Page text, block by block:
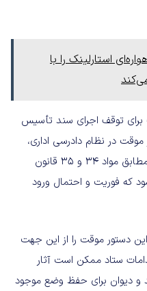
استارلینک را با
برای توقف اجرای سند تأسیس
در نظام دادرسی اداری،
اقدامی استثنایی و احتیاطی است و مطابق مواد ۳۴ و ۳۵ قانون
که فوریت و احتمال ورود
دستور موقت را از این جهت
ستاد ممکن است آثار
و دیوان برای حفظ وضع موجود